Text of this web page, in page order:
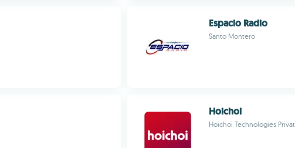
Espacio Radio
Santo Montero
Hoichoi
Hoichoi Technologies